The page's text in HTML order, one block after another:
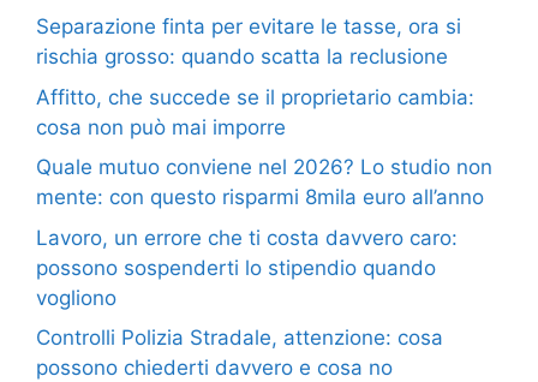
Separazione finta per evitare le tasse, ora si
rischia grosso: quando scatta la reclusione
Affitto, che succede se il proprietario cambia:
cosa non può mai imporre
Quale mutuo conviene nel 2026? Lo studio non
mente: con questo risparmi 8mila euro all’anno
Lavoro, un errore che ti costa davvero caro:
possono sospenderti lo stipendio quando
vogliono
Controlli Polizia Stradale, attenzione: cosa
possono chiederti davvero e cosa no